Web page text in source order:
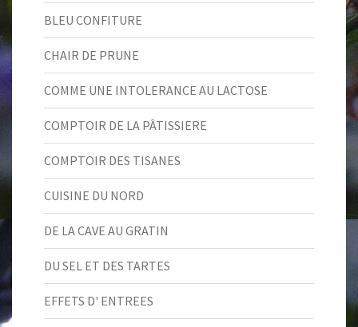
BLEU CONFITURE
CHAIR DE PRUNE
COMME UNE INTOLERANCE AU LACTOSE
COMPTOIR DE LA PÂTISSIERE
COMPTOIR DES TISANES
CUISINE DU NORD
DE LA CAVE AU GRATIN
DU SEL ET DES TARTES
EFFETS D' ENTREES